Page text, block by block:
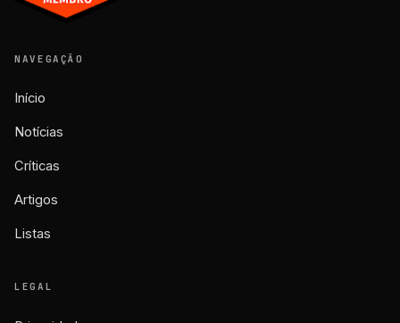
NAVEGAÇÃO
Início
Notícias
Críticas
Artigos
Listas
LEGAL